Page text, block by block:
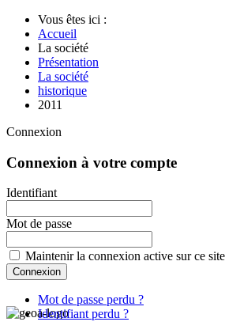
Vous êtes ici :
Accueil
La société
Présentation
La société
historique
2011
Connexion
Connexion à votre compte
Identifiant
Mot de passe
Maintenir la connexion active sur ce site
Mot de passe perdu ?
Identifiant perdu ?